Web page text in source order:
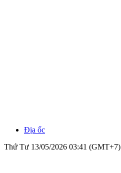
Địa ốc
Thứ Tư 13/05/2026 03:41 (GMT+7)